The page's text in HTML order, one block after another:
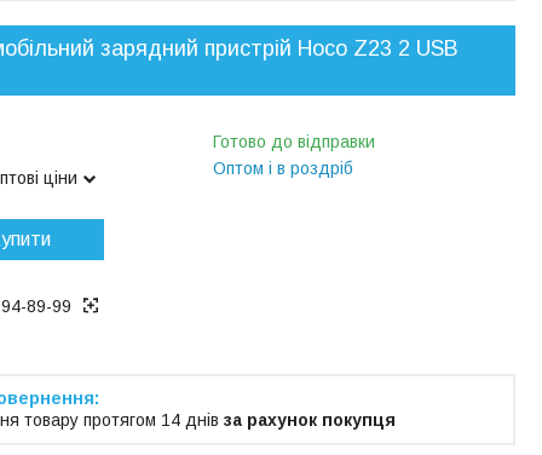
зарядний пристрій Hoco Z23 2 USB
ціни
Готово до відправки
Оптом і в роздріб
89-99
товару протягом 14 днів за рахунок покупця